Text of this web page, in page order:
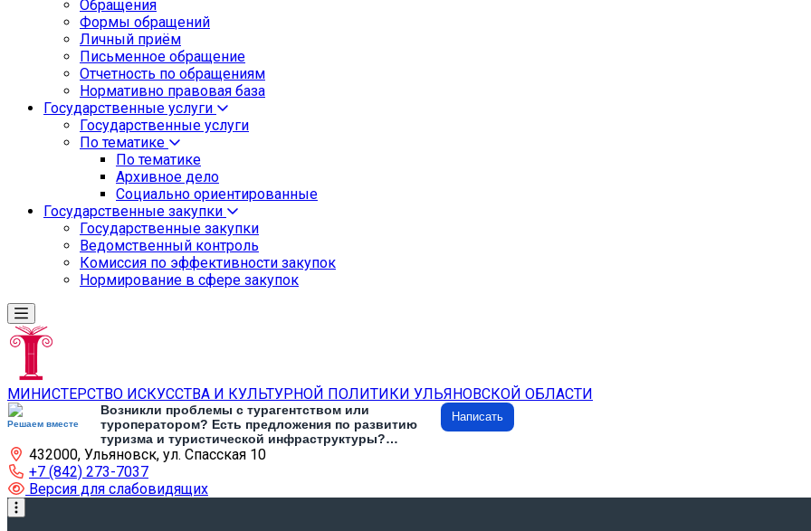
Обращения
Формы обращений
Личный приём
Письменное обращение
Отчетность по обращениям
Нормативно правовая база
Государственные услуги
Государственные услуги
По тематике
По тематике
Архивное дело
Социально ориентированные
Государственные закупки
Государственные закупки
Ведомственный контроль
Комиссия по эффективности закупок
Нормирование в сфере закупок
МИНИСТЕРСТВО ИСКУССТВА И КУЛЬТУРНОЙ ПОЛИТИКИ УЛЬЯНОВСКОЙ ОБЛАСТИ
Решаем вместе
Возникли проблемы с турагентством или
туроператором? Есть предложения по развитию
туризма и туристической инфраструктуры?
Напишите об этом
Написать
432000, Ульяновск, ул. Спасская 10
+7 (842) 273-7037
Версия для слабовидящих